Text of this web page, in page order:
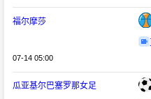
福尔摩莎
07-14 05:00
瓜亚基尔巴塞罗那女足